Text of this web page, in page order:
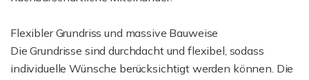
Flexibler Grundriss und massive Bauweise
Die Grundrisse sind durchdacht und flexibel, sodass
individuelle Wünsche berücksichtigt werden können. Die